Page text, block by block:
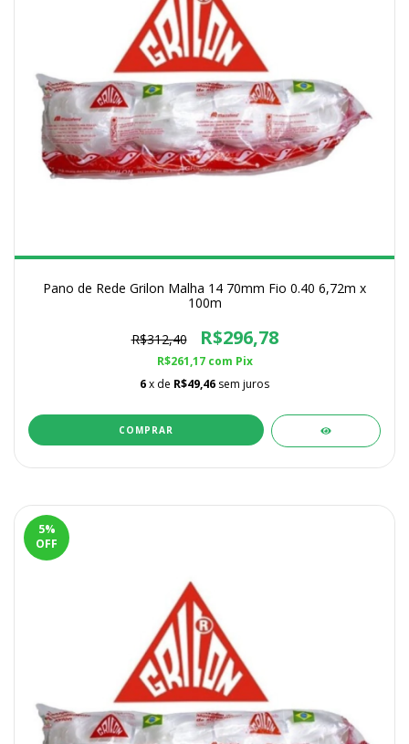
Pano de Rede Grilon Malha 14 70mm Fio 0.40 6,72m x
100m
R$312,40 R$296,78
R$261,17 com Pix
6x de R$49,46 sem juros
5%
OFF